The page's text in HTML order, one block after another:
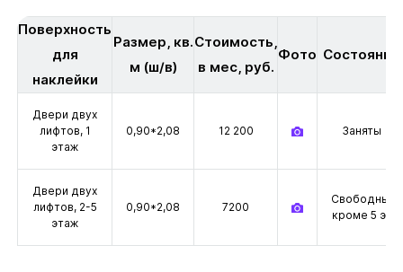
Поверхность
для
наклейки
Размер, кв.
м (ш/в)
Стоимость,
в мес, руб.
Фото Состояние
Двери двух
лифтов, 1
этаж
0,90*2,08 12 200 Заняты
Двери двух
лифтов, 2-5
этаж
0,90*2,08 7200
Свободны,
кроме 5 эт